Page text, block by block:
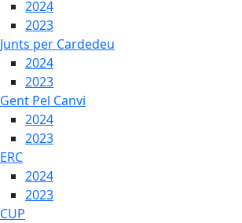
2024
2023
Junts per Cardedeu
2024
2023
Gent Pel Canvi
2024
2023
ERC
2024
2023
CUP